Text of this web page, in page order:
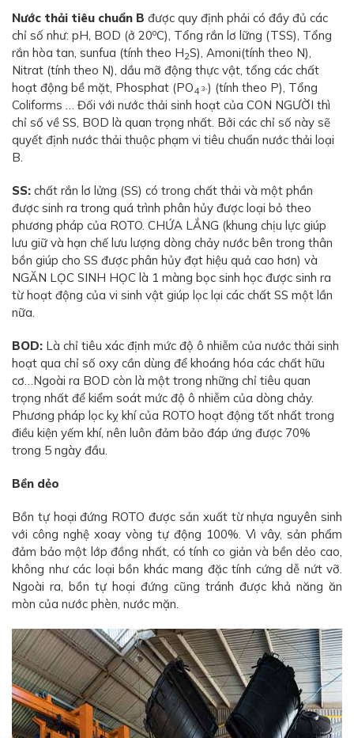
Nước thải tiêu chuẩn B được quy định phải có đầy đủ các
chỉ số như: pH, BOD (ở 20oC), Tổng rắn lơ lững (TSS), Tổng
rắn hòa tan, sunfua (tính theo H2S), Amoni(tính theo N),
Nitrat (tính theo N), dầu mỡ động thực vật, tổng các chất
hoạt động bề mặt, Phosphat (PO4 3-) (tính theo P), Tổng
Coliforms … Đối với nước thải sinh hoạt của CON NGƯỜI thì
chỉ số về SS, BOD là quan trọng nhất. Bởi các chỉ số này sẽ
quyết định nước thải thuộc phạm vi tiêu chuẩn nước thải loại
B.
SS: chất rắn lơ lửng (SS) có trong chất thải và một phần
được sinh ra trong quá trình phân hủy được loại bỏ theo
phương pháp của ROTO. CHỨA LẮNG (khung chịu lực giúp
lưu giữ và hạn chế lưu lượng dòng chảy nước bên trong thân
bồn giúp cho SS được phân hủy đạt hiệu quả cao hơn) và
NGĂN LỌC SINH HỌC là 1 màng bọc sinh học được sinh ra
từ hoạt động của vi sinh vật giúp lọc lại các chất SS một lần
nữa.
BOD: Là chỉ tiêu xác định mức độ ô nhiễm của nước thải sinh
hoạt qua chỉ số oxy cần dùng để khoáng hóa các chất hữu
cơ…Ngoài ra BOD còn là một trong những chỉ tiêu quan
trọng nhất để kiểm soát mức độ ô nhiễm của dòng chảy.
Phương pháp lọc kỵ khí của ROTO hoạt động tốt nhất trong
điều kiện yếm khí, nên luôn đảm bảo đáp ứng được 70%
trong 5 ngày đầu.
Bền dẻo
Bồn tự hoại đứng ROTO được sản xuất từ nhựa nguyên sinh
với công nghệ xoay vòng tự động 100%. Vì vây, sản phẩm
đảm bảo một lớp đồng nhất, có tính co giản và bền dẻo cao,
không như các loại bồn khác mang đặc tính cứng dễ nứt vỡ.
Ngoài ra, bồn tự hoại đứng cũng tránh được khả năng ăn
mòn của nước phèn, nước mặn.